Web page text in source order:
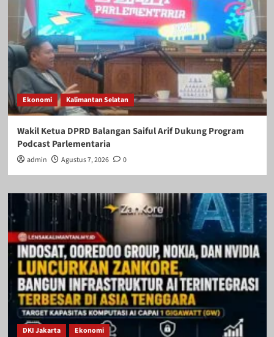
Ekonomi Kalimantan Selatan
Wakil Ketua DPRD Balangan Saiful Arif Dukung Program
Podcast Parlementaria
admin Agustus 7, 2026 0
DKI Jakarta Ekonomi